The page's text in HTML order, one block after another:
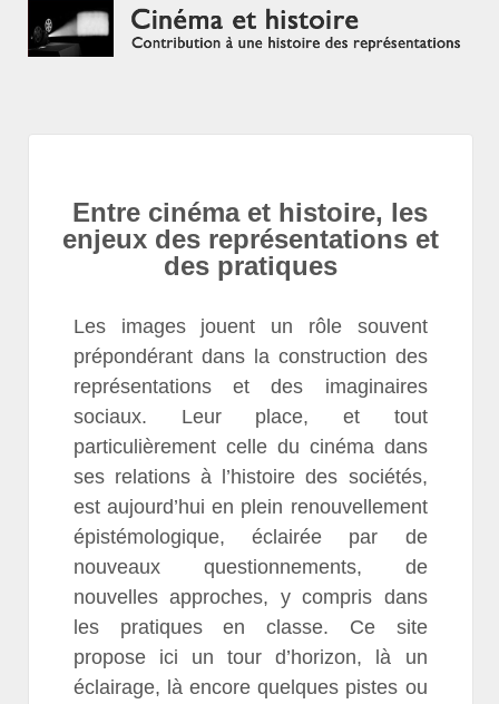
Entre cinéma et histoire, les
enjeux des représentations et
des pratiques
Les images jouent un rôle souvent
prépondérant dans la construction des
représentations et des imaginaires
sociaux. Leur place, et tout
particulièrement celle du cinéma dans
ses relations à l’histoire des sociétés,
est aujourd’hui en plein renouvellement
épistémologique, éclairée par de
nouveaux questionnements, de
nouvelles approches, y compris dans
les pratiques en classe. Ce site
propose ici un tour d’horizon, là un
éclairage, là encore quelques pistes ou